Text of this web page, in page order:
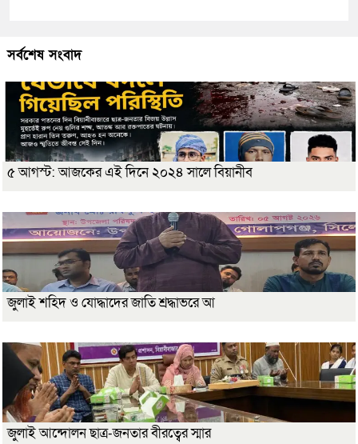
সর্বশেষ সংবাদ
৫ আগস্ট: আজকের এই দিনে ২০২৪ সালে বিয়ানীব
জুলাই শহিদ ও যোদ্ধাদের জাতি শ্রদ্ধাভরে আ
জুলাই আন্দোলন ছাত্র-জনতার বীরত্বের স্মার